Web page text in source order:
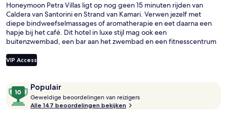
Honeymoon Petra Villas ligt op nog geen 15 minuten rijden van
Caldera van Santorini en Strand van Kamari. Verwen jezelf met
diepe bindweefselmassages of aromatherapie en eet daarna een
hapje bij het café. Dit hotel in luxe stijl mag ook een
buitenzwembad, een bar aan het zwembad en een fitnesscentrum
enthousiast over het behulpzame personeel.
VIP Access
Beoordelingen
Populair
10
van
10,
Geweldige beoordelingen van reizigers
Alle 147 beoordelingen bekijken